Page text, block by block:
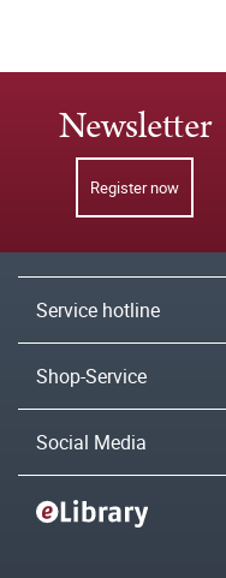
Newsletter
Register now
Service hotline
Shop-Service
Social Media